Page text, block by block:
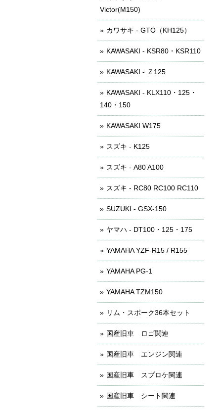
Victor(M150)
カワサキ - GTO（KH125）
KAWASAKI - KSR80・KSR110
KAWASAKI - Ｚ125
KAWASAKI - KLX110・125・
140・150
KAWASAKI W175
スズキ - K125
スズキ - A80 A100
スズキ - RC80 RC100 RC110
SUZUKI - GSX-150
ヤマハ - DT100・125・175
YAMAHA YZF-R15 / R155
YAMAHA PG-1
YAMAHA TZM150
リム・スポーク36本セット
国産旧車 ロゴ関連
国産旧車 エンジン関連
国産旧車 スプロケ関連
国産旧車 シート関連